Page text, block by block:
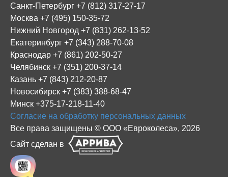
Санкт-Петербург +7 (812) 317-27-17
Москва +7 (495) 150-35-72
Нижний Новгород +7 (831) 262-13-52
Екатеринбург +7 (343) 288-70-08
Краснодар +7 (861) 202-50-27
Челябинск +7 (351) 200-37-14
Казань +7 (843) 212-20-87
Новосибирск +7 (383) 388-68-47
Минск +375-17-218-11-40
Согласие на обработку персональных данных
Все права защищены © ООО «Евроколеса», 2026
Сайт сделан в